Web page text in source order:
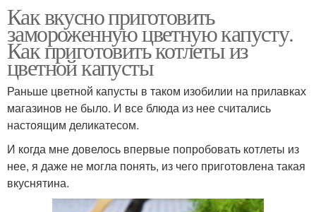
Как вкусно приготовить
замороженную цветную капусту.
Как приготовить котлеты из
цветной капусты
Раньше цветной капусты в таком изобилии на прилавках
магазинов не было. И все блюда из нее считались
настоящим деликатесом.
И когда мне довелось впервые попробовать котлеты из
нее, я даже не могла понять, из чего приготовлена такая
вкуснятина.